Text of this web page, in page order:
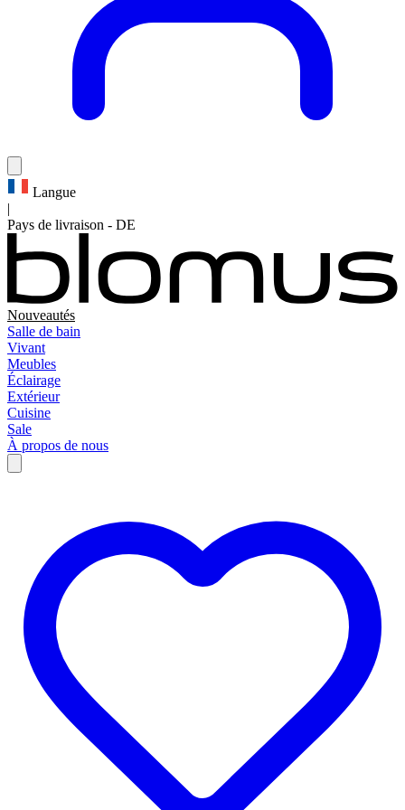
Langue
|
Pays de livraison - DE
Nouveautés
Salle de bain
Vivant
Meubles
Éclairage
Extérieur
Cuisine
Sale
À propos de nous